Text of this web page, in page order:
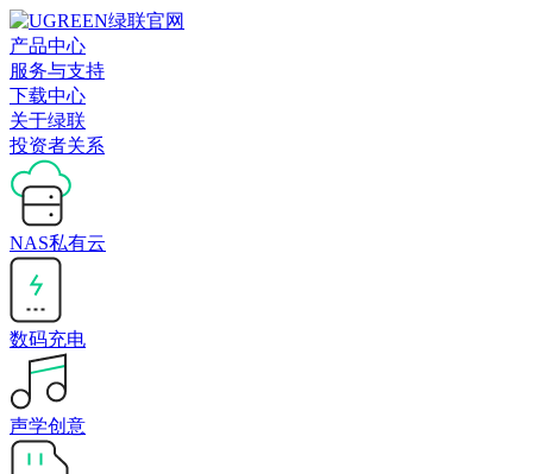
产品中心
服务与支持
下载中心
关于绿联
投资者关系
NAS私有云
数码充电
声学创意